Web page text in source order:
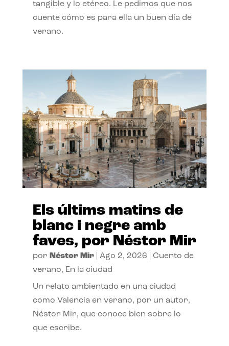
tangible y lo etéreo. Le pedimos que nos
cuente cómo es para ella un buen día de
verano.
Els últims matins de
blanc i negre amb
faves, por Néstor Mir
por Néstor Mir| Ago 2, 2026
Cuento de
verano, En la ciudad
Un relato ambientado en una ciudad
como Valencia en verano, por un autor,
Néstor Mir, que conoce bien sobre lo
que escribe.